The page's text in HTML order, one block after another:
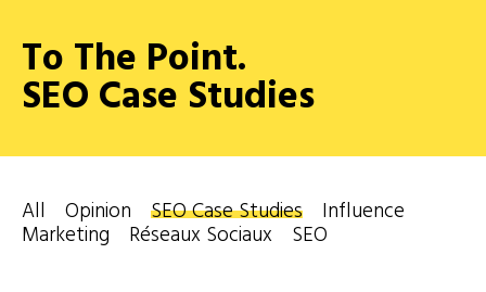
To The Point.
SEO Case Studies
All Opinion SEO Case Studies Influence
Marketing Réseaux Sociaux SEO